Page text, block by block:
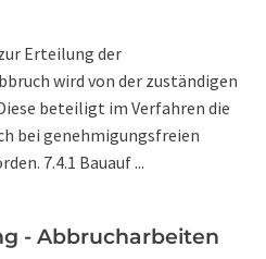
Erteilung der
wird von der zuständigen
beteiligt im Verfahren die
bei genehmigungsfreien
7.4.1 Bauauf ...
- Abbrucharbeiten